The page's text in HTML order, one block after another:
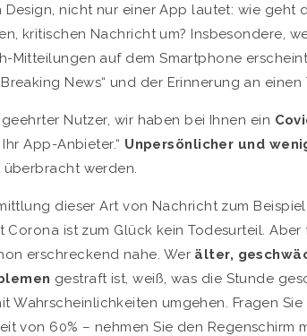
Design, nicht nur einer App lautet: wie geht
kritischen Nachricht um? Insbesondere,
Mitteilungen auf dem Smartphone
News“ und der Erinnerung an einen
Nutzer, wir haben bei Ihnen ein
App-Anbieter.“ Unpersönlicher und
werden.
dieser Art von Nachricht zum
Corona ist zum Glück kein Todesurteil.
erschreckend nahe. Werälter,
gestraft ist, weiß, was die Stunde
Wahrscheinlichkeiten umgehen. Fragen
von 60% – nehmen Sie den Regenschirm